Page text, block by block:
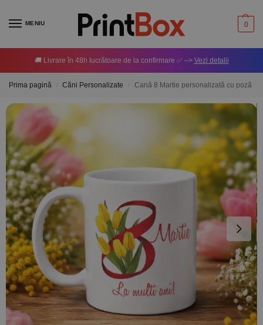
MENIU 0
🚚 Livrare în 48h lucrătoare de la confirmare ✅ –> Vezi detalii
Prima pagină Căni Personalizate Cană 8 Martie personalizată cu poză